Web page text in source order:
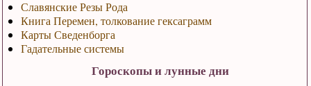
Славянские Резы Рода
Книга Перемен, толкование гексаграмм
Карты Сведенборга
Гадательные системы
Гороскопы и лунные дни